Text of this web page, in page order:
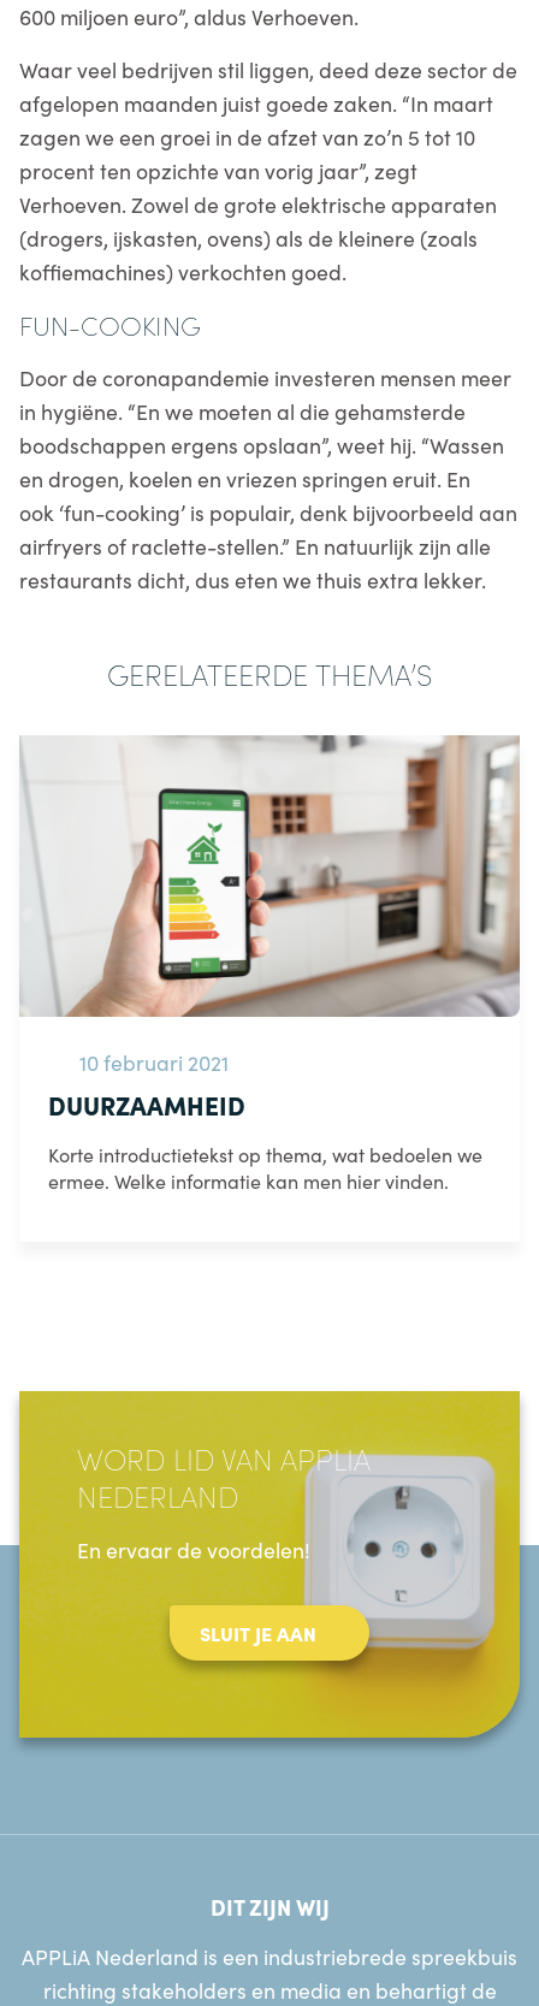
600 miljoen euro”, aldus Verhoeven.
Waar veel bedrijven stil liggen, deed deze sector de
afgelopen maanden juist goede zaken. “In maart
zagen we een groei in de afzet van zo’n 5 tot 10
procent ten opzichte van vorig jaar”, zegt
Verhoeven. Zowel de grote elektrische apparaten
(drogers, ijskasten, ovens) als de kleinere (zoals
koffiemachines) verkochten goed.
FUN-COOKING
Door de coronapandemie investeren mensen meer
in hygiëne. “En we moeten al die gehamsterde
boodschappen ergens opslaan”, weet hij. “Wassen
en drogen, koelen en vriezen springen eruit. En
ook ‘fun-cooking’ is populair, denk bijvoorbeeld aan
airfryers of raclette-stellen.” En natuurlijk zijn alle
restaurants dicht, dus eten we thuis extra lekker.
GERELATEERDE THEMA’S
10 februari 2021
DUURZAAMHEID
Korte introductietekst op thema, wat bedoelen we
ermee. Welke informatie kan men hier vinden.
WORD LID VAN APPLIA
NEDERLAND
En ervaar de voordelen!
SLUIT JE AAN
DIT ZIJN WIJ
APPLiA Nederland is een industriebrede spreekbuis
richting stakeholders en media en behartigt de